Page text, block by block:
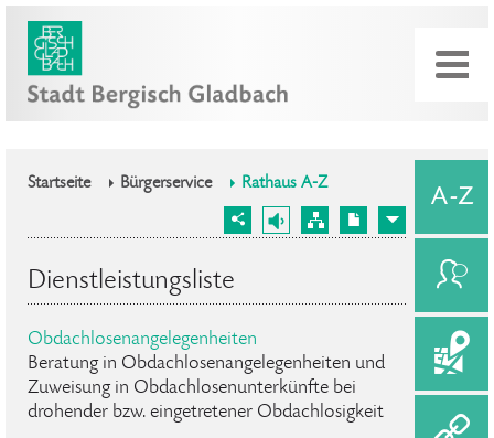
Startseite Bürgerservice Rathaus A-Z
Dienstleistungsliste
Obdachlosenangelegenheiten
Beratung in Obdachlosenangelegenheiten und
Zuweisung in Obdachlosenunterkünfte bei
drohender bzw. eingetretener Obdachlosigkeit